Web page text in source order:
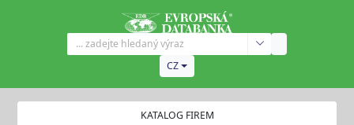
CZ
KATALOG FIREM